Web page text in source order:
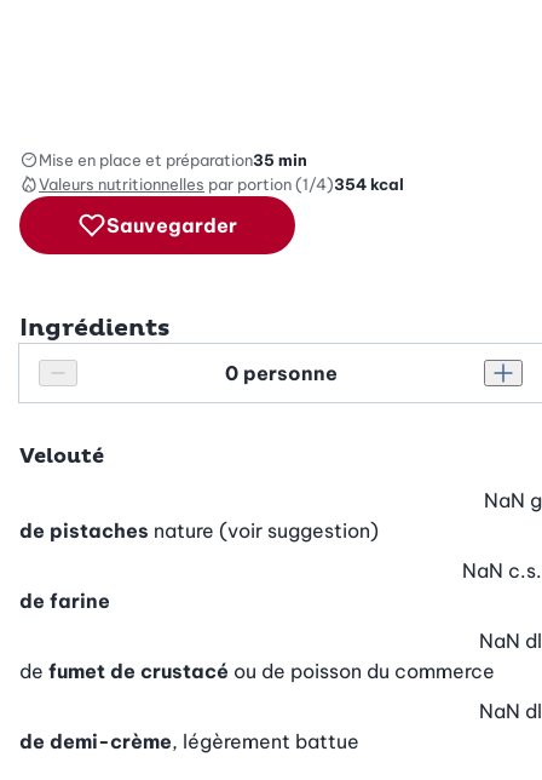
Mise en place et préparation35 min
Valeurs nutritionnelles par portion (1/4)354kcal
Sauvegarder
Ingrédients
Réduire le nombre de personnes
Personnes
Velouté
de pistaches nature (voir suggestion)
NaN g
de farine
NaN c.s.
de fumet de crustacé ou de poisson du commerce
NaN dl
de demi-crème, légèrement battue
NaN dl